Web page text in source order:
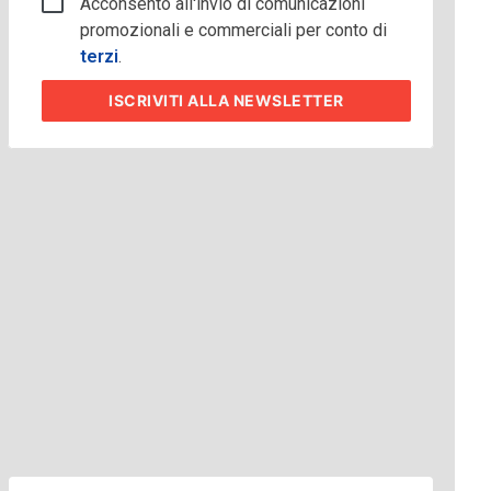
promozionali e commerciali per conto di
terzi.
ISCRIVITIALLA NEWSLETTER